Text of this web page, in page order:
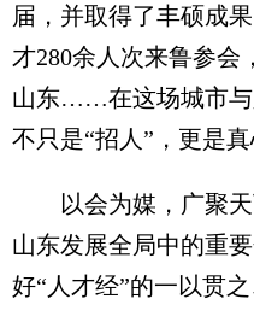
届，并取得了丰硕成
才280余人次来鲁参会
山东……在这场城市与
不只是“招人”，更是真
以会为媒，广聚天
山东发展全局中的重
好“人才经”的一以贯之